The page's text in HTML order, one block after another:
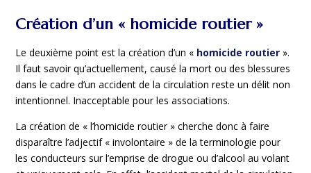
Création d’un « homicide routier »
Le deuxième point est la création d’un « homicide routier ».
Il faut savoir qu’actuellement, causé la mort ou des blessures
dans le cadre d’un accident de la circulation reste un délit non
intentionnel. Inacceptable pour les associations.
La création de « l’homicide routier » cherche donc à faire
disparaître l’adjectif « involontaire » de la terminologie pour
les conducteurs sur l’emprise de drogue ou d’alcool au volant